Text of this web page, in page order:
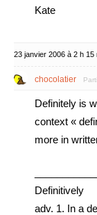
Kate
23 janvier 2006 à 2 h 15
chocolatier
Definitely is
context «
more in
Definitively
adv. 1. In a